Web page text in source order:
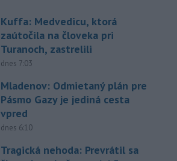
Kuffa: Medvedicu, ktorá
zaútočila na človeka pri
Turanoch, zastrelili
dnes 7:03
Mladenov: Odmietaný plán pre
Pásmo Gazy je jediná cesta
vpred
dnes 6:10
Tragická nehoda: Prevrátil sa